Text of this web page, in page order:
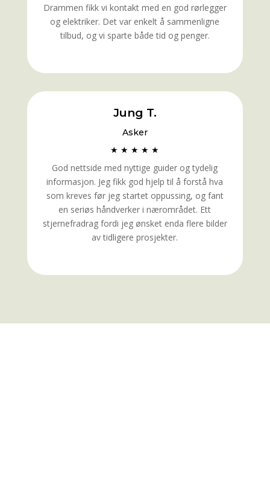
Drammen fikk vi kontakt med en god rørlegger
og elektriker. Det var enkelt å sammenligne
tilbud, og vi sparte både tid og penger.
Jung T.
Asker
★ ★ ★ ★ ★
God nettside med nyttige guider og tydelig
informasjon. Jeg fikk god hjelp til å forstå hva
som kreves før jeg startet oppussing, og fant
en seriøs håndverker i nærområdet. Ett
stjernefradrag fordi jeg ønsket enda flere bilder
av tidligere prosjekter.